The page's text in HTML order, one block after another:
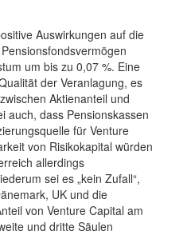
Auswirkungen auf die
um bis zu 0,07 %. Eine
der Veranlagung, es
Aktienanteil und
auch, dass Pensionskassen
für Venture
von Risikokapital würden
allerdings
sei es „kein Zufall“,
UK und die
von Venture Capital am
und dritte Säulen